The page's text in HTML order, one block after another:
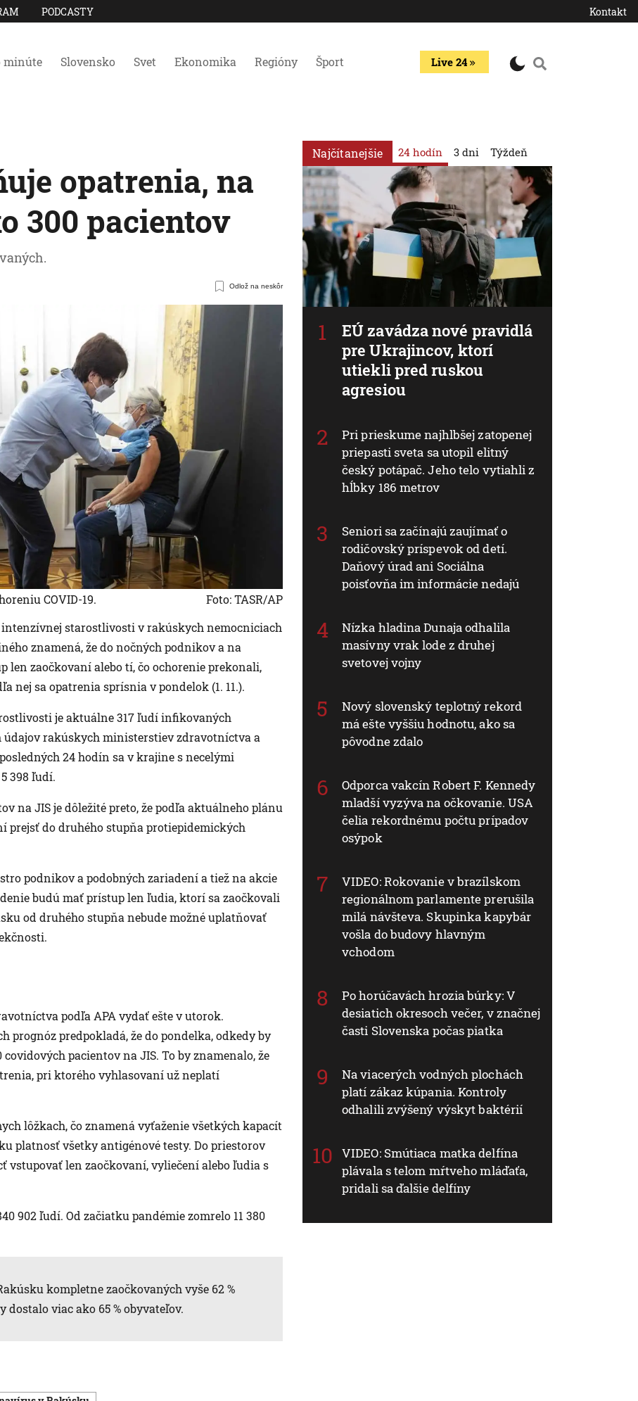
PODCASTY Kontakt
minúte Slovensko Svet Ekonomika Regióny Šport Live 24
opatrenia, na
300 pacientov
Odlož na neskôr
COVID-19.
Foto: TASR/AP
starostlivosti v rakúskych nemocniciach
znamená, že do nočných podnikov a na
zaočkovaní alebo tí, čo ochorenie prekonali,
nej sa opatrenia sprísnia v pondelok (1. 11.).
je aktuálne 317 ľudí infikovaných
rakúskych ministerstiev zdravotníctva a
24 hodín sa v krajine s necelými
398 ľudí.
na JIS je dôležité preto, že podľa aktuálneho plánu
do druhého stupňa protiepidemických
podnikov a podobných zariadení a tiež na akcie
budú mať prístup len ľudia, ktorí sa zaočkovali
od druhého stupňa nebude možné uplatňovať
podľa APA vydať ešte v utorok.
predpokladá, že do pondelka, odkedy by
pacientov na JIS. To by znamenalo, že
pri ktorého vyhlasovaní už neplatí
lôžkach, čo znamená vyťaženie všetkých kapacít
platnosť všetky antigénové testy. Do priestorov
vstupovať len zaočkovaní, vyliečení alebo ľudia s
902 ľudí. Od začiatku pandémie zomrelo 11 380
kompletne zaočkovaných vyše 62 %
viac ako 65 % obyvateľov.
Najčítanejšie 24 hodín
EÚ zavádza nové pravidlá
pre Ukrajincov, ktorí
utiekli pred ruskou
agresiou
Pri prieskume najhlbšej zatopenej
priepasti sveta sa utopil elitný
český potápač. Jeho telo vytiahli z
hĺbky 186 metrov
Seniori sa začínajú zaujímať o
rodičovský príspevok od detí.
Daňový úrad ani Sociálna
poisťovňa im informácie nedajú
Nízka hladina Dunaja odhalila
masívny vrak lode z druhej
svetovej vojny
Nový slovenský teplotný rekord
má ešte vyššiu hodnotu, ako sa
pôvodne zdalo
Odporca vakcín Robert F. Kennedy
mladší vyzýva na očkovanie. USA
čelia rekordnému počtu prípadov
osýpok
VIDEO: Rokovanie v brazílskom
regionálnom parlamente prerušila
milá návšteva. Skupinka kapybár
vošla do budovy hlavným
vchodom
Po horúčavách hrozia búrky: V
desiatich okresoch večer, v značnej
časti Slovenska počas piatka
Na viacerých vodných plochách
platí zákaz kúpania. Kontroly
odhalili zvýšený výskyt baktérií
VIDEO: Smútiaca matka delfína
plávala s telom mŕtveho mláďaťa,
pridali sa ďalšie delfíny
3 dni Týždeň